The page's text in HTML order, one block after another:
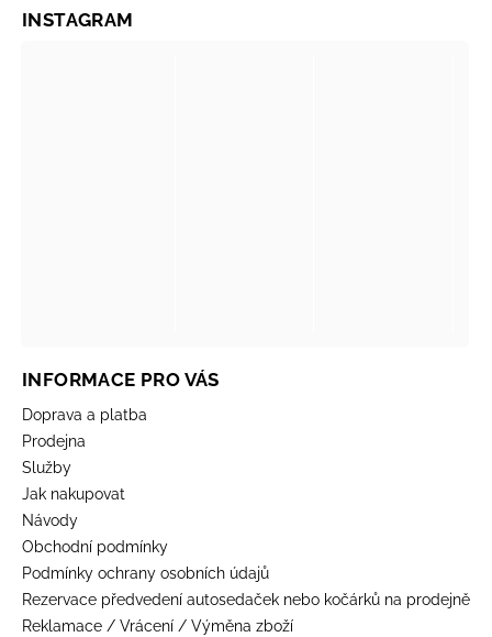
INFORMACE PRO VÁS
Doprava a platba
Prodejna
Služby
Jak nakupovat
Návody
Obchodní podmínky
Podmínky ochrany osobních údajů
Rezervace předvedení autosedaček nebo kočárků na prodejně
Reklamace / Vrácení / Výměna zboží
INSTAGRAM